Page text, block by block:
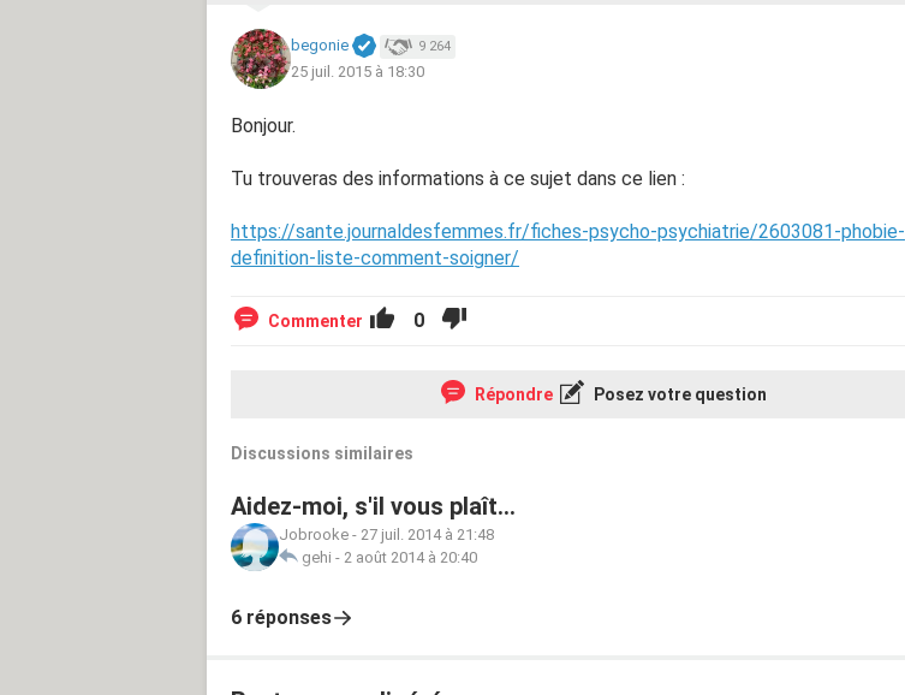
begonie 9 264
25 juil. 2015 à 18:30
Bonjour.
Tu trouveras des informations à ce sujet dans ce lien :
https://sante.journaldesfemmes.fr/fiches-psycho-psychiatrie/2603081-phobie-
definition-liste-comment-soigner/
Commenter 0
Répondre Posez votre question
Discussions similaires
Aidez-moi, s'il vous plaît...
Jobrooke - 27 juil. 2014 à 21:48
gehi - 2 août 2014 à 20:40
6 réponses